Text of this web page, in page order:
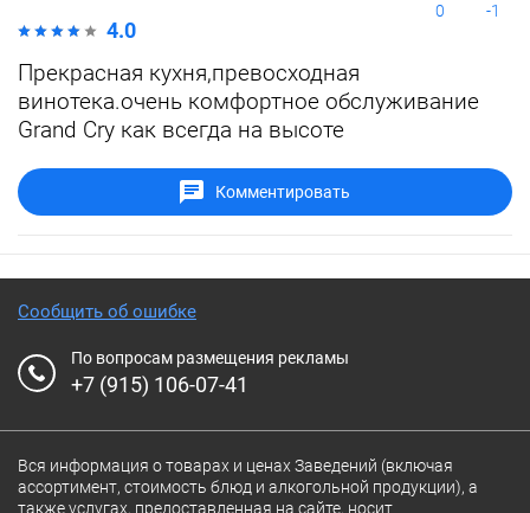
0 -1
4.0
Прекрасная кухня,превосходная
винотека.очень комфортное обслуживание
Grand Cry как всегда на высоте
Комментировать
Сообщить об ошибке
По вопросам размещения рекламы
+7 (915) 106-07-41
Вся информация о товарах и ценах Заведений (включая
ассортимент, стоимость блюд и алкогольной продукции), а
также услугах, предоставленная на сайте, носит